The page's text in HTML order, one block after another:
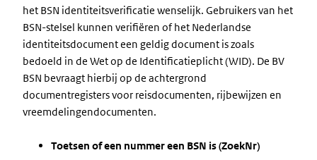
het BSN identiteitsverificatie wenselijk. Gebruikers van het
BSN-stelsel kunnen verifiëren of het Nederlandse
identiteitsdocument een geldig document is zoals
bedoeld in de Wet op de Identificatieplicht (WID). De BV
BSN bevraagt hierbij op de achtergrond
documentregisters voor reisdocumenten, rijbewijzen en
vreemdelingendocumenten.
Toetsen of een nummer een BSN is (ZoekNr)